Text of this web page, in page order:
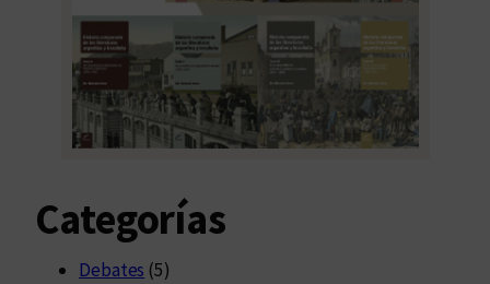
Categorías
Debates (5)